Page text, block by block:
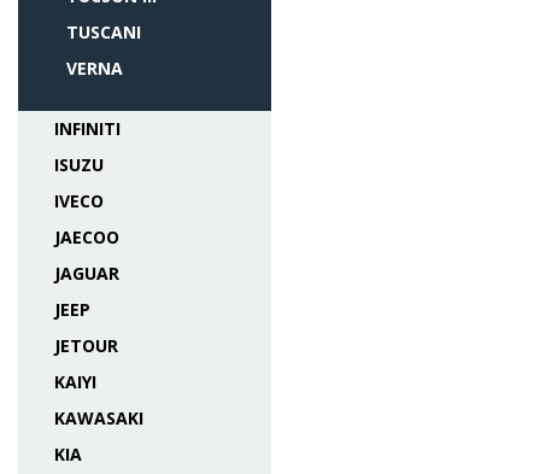
TUSCANI
VERNA
INFINITI
ISUZU
IVECO
JAECOO
JAGUAR
JEEP
JETOUR
KAIYI
KAWASAKI
KIA